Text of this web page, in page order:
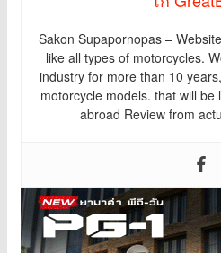
Sakon Supapornopas –
like all types of motorcycles.
industry for more than 10
motorcycle models. that will
abroad Review from